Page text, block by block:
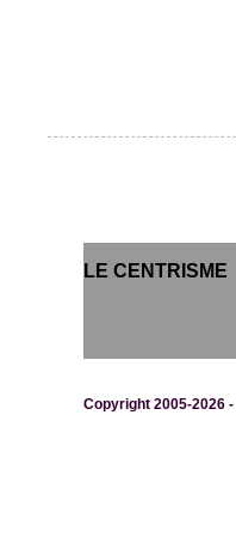
LE CENTRISME
Copyright 2005-2026 -